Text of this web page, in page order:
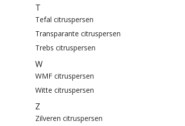
T
Tefal citruspersen
Transparante citruspersen
Trebs citruspersen
W
WMF citruspersen
Witte citruspersen
Z
Zilveren citruspersen